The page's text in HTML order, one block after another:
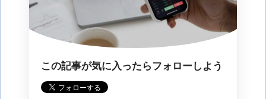
この記事が気に入ったらフォローしよう